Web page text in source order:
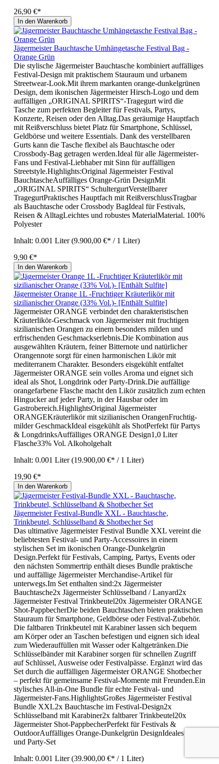
26,90 €*
In den Warenkorb
Jägermeister Bauchtasche Umhängetasche Festival Bag -
Orange Grün
Die stylische Jägermeister Bauchtasche kombiniert auffälliges
Festival-Design mit praktischem Stauraum und urbanem
Streetwear-Look.Mit ihrem markanten orange-dunkelgrünen
Design, dem ikonischen Jägermeister Hirsch-Logo und dem
auffälligen „ORIGINAL SPIRITS“-Tragegurt wird die
Tasche zum perfekten Begleiter für Festivals, Partys,
Konzerte, Reisen oder den Alltag.Das geräumige Hauptfach
mit Reißverschluss bietet Platz für Smartphone, Schlüssel,
Geldbörse und weitere Essentials. Dank des verstellbaren
Gurts kann die Tasche flexibel als Bauchtasche oder
Crossbody-Bag getragen werden.Ideal für alle Jägermeister-
Fans und Festival-Liebhaber mit Sinn für auffälligen
Streetstyle.Highlights:Original Jägermeister Festival
BauchtascheAuffälliges Orange-Grün DesignMit
„ORIGINAL SPIRITS“ SchultergurtVerstellbarer
TragegurtPraktisches Hauptfach mit ReißverschlussTragbar
als Bauchtasche oder Crossbody BagIdeal für Festivals,
Reisen & AlltagLeichtes und robustes MaterialMaterial. 100%
Polyester
Inhalt: 0.001 Liter(9.900,00 €* / 1 Liter)
9,90 €*
In den Warenkorb
Jägermeister Orange 1L -Fruchtiger Kräuterlikör mit
sizilianischer Orange (33% Vol.)- [Enthält Sulfite]
Jägermeister ORANGE verbindet den charakteristischen
Kräuterlikör-Geschmack von Jägermeister mit fruchtigen
sizilianischen Orangen zu einem besonders milden und
erfrischenden Geschmackserlebnis.Die Kombination aus
ausgewählten Kräutern, feiner Bitternote und natürlicher
Orangennote sorgt für einen harmonischen Likör mit
mediterranem Charakter. Besonders eisgekühlt entfaltet
Jägermeister ORANGE sein volles Aroma und eignet sich
ideal als Shot, Longdrink oder Party-Drink.Die auffällige
orangefarbene Flasche macht den Likör zusätzlich zum echten
Hingucker auf jeder Party, in der Hausbar oder im
Gastrobereich.HighlightsOriginal Jägermeister
ORANGEKräuterlikör mit sizilianischen OrangenFruchtig-
milder GeschmackIdeal eisgekühlt als ShotPerfekt für Partys
& LongdrinksAuffälliges ORANGE Design1,0 Liter
Flasche33% Vol. Alkoholgehalt
Inhalt: 0.001 Liter(19.900,00 €* / 1 Liter)
19,90 €*
In den Warenkorb
Jägermeister Festival-Bundle XXL - Bauchtasche,
Trinkbeutel, Schlüsselband & Shotbecher Set
Das ultimative Jägermeister Festival Bundle XXL vereint die
beliebtesten Festival- und Party-Accessoires in einem
stylischen Set im ikonischen Orange-Dunkelgrün
Design.Perfekt für Festivals, Camping, Partys, Events oder
den nächsten Sommertrip enthält dieses Bundle praktische
und auffällige Jägermeister Merchandise-Artikel für
unterwegs.Im Set enthalten sind:2x Jägermeister
Bauchtasche2x Jägermeister Schlüsselband / Lanyard2x
Jägermeister Festival Trinkbeutel20x Jägermeister ORANGE
Shot-PappbecherDie beiden Bauchtaschen bieten praktischen
Stauraum für Smartphone, Geldbörse oder Festival-Zubehör.
Die faltbaren Trinkbeutel mit Karabiner lassen sich bequem
am Körper oder an Taschen befestigen und eignen sich ideal
zum Wiederauffüllen mit Wasser oder Kaltgetränken.Die
Schlüsselbänder mit Karabiner sorgen für schnellen Zugriff
auf Schlüssel, Ausweise oder Festivalpässe. Ergänzt wird das
Set durch die auffälligen Jägermeister ORANGE Shotbecher
– perfekt für gemeinsame Festival-Momente mit Freunden.Ein
stylisches All-in-One Bundle für echte Festival- und
Jägermeister-Fans.HighlightsGroßes Jägermeister Festival
Bundle XXL2x Bauchtasche im Festival-Design2x
Schlüsselband mit Karabiner2x faltbarer Trinkbeutel20x
Jägermeister Shot-PappbecherPerfekt für Festivals &
OutdoorAuffälliges Orange-Dunkelgrün DesignIdeales Fan-
und Party-Set
Inhalt: 0.001 Liter(39.900,00 €* / 1 Liter)